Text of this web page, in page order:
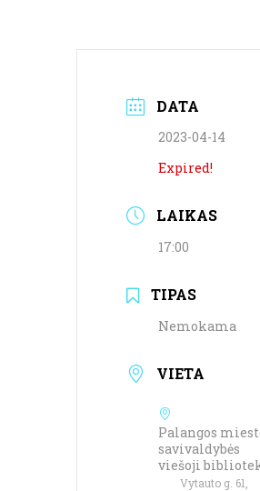
DATA
2023-04-14
Expired!
LAIKAS
17:00
TIPAS
Nemokama
VIETA
Palangos
savivaldybės
viešoji
Vytauto g. 61,